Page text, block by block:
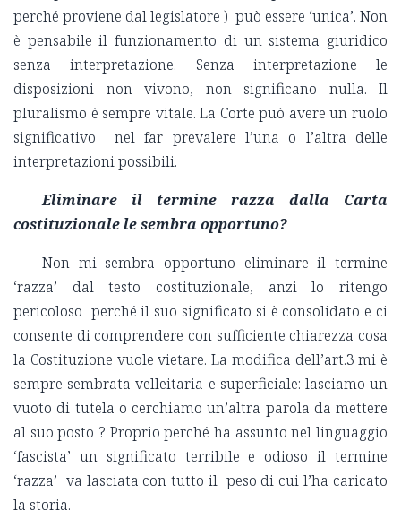
perché proviene dal legislatore ) può essere ‘unica’. Non
è pensabile il funzionamento di un sistema giuridico
senza interpretazione. Senza interpretazione le
disposizioni non vivono, non significano nulla. Il
pluralismo è sempre vitale. La Corte può avere un ruolo
significativo nel far prevalere l’una o l’altra delle
interpretazioni possibili.
Eliminare il termine razza dalla Carta
costituzionale le sembra opportuno?
Non mi sembra opportuno eliminare il termine
‘razza’ dal testo costituzionale, anzi lo ritengo
pericoloso perché il suo significato si è consolidato e ci
consente di comprendere con sufficiente chiarezza cosa
la Costituzione vuole vietare. La modifica dell’art.3 mi è
sempre sembrata velleitaria e superficiale: lasciamo un
vuoto di tutela o cerchiamo un’altra parola da mettere
al suo posto ? Proprio perché ha assunto nel linguaggio
‘fascista’ un significato terribile e odioso il termine
‘razza’ va lasciata con tutto il peso di cui l’ha caricato
la storia.